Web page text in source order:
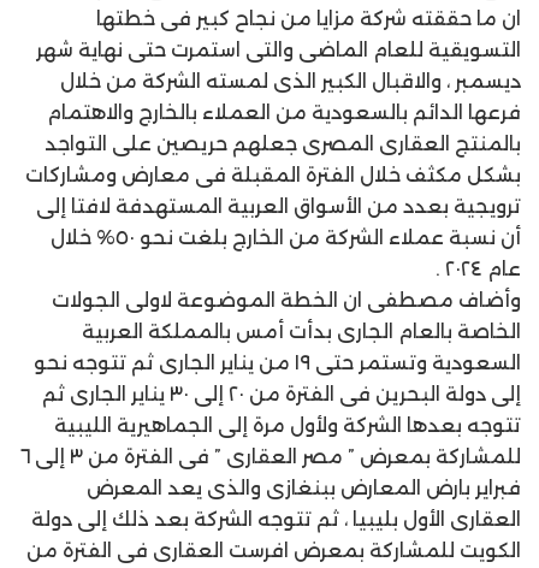
ان ما حققته شركة مزايا من نجاح كبير فى خطتها
التسويقية للعام الماضى والتى استمرت حتى نهاية شهر
ديسمبر ، والاقبال الكبير الذى لمسته الشركة من خلال
فرعها الدائم بالسعودية من العملاء بالخارج والاهتمام
بالمنتج العقارى المصرى جعلهم حريصين على التواجد
بشكل مكثف خلال الفترة المقبلة فى معارض ومشاركات
ترويجية بعدد من الأسواق العربية المستهدفة لافتا إلى
أن نسبة عملاء الشركة من الخارج بلغت نحو ٥٠% خلال
عام ٢٠٢٤ .
وأضاف مصطفى ان الخطة الموضوعة لاولى الجولات
الخاصة بالعام الجارى بدأت أمس بالمملكة العربية
السعودية وتستمر حتى ١٩ من يناير الجارى ثم تتوجه نحو
إلى دولة البحرين فى الفترة من ٢٠ إلى ٣٠ يناير الجارى ثم
تتوجه بعدها الشركة ولأول مرة إلى الجماهيرية الليبية
للمشاركة بمعرض ” مصر العقارى ” فى الفترة من ٣ إلى ٦
فبراير بارض المعارض ببنغازى والذى يعد المعرض
العقارى الأول بليبيا ، ثم تتوجه الشركة بعد ذلك إلى دولة
الكويت للمشاركة بمعرض افرست العقارى فى الفترة من